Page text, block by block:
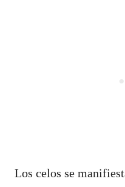
Los celos se